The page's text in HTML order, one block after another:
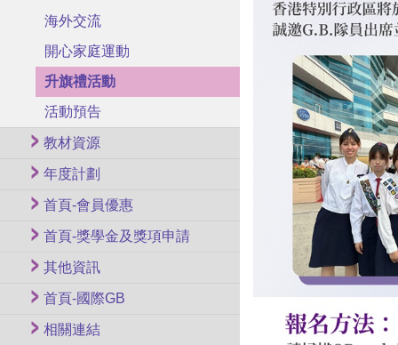
海外交流
開心家庭運動
升旗禮活動
活動預告
教材資源
年度計劃
首頁-會員優惠
首頁-獎學金及獎項申請
其他資訊
首頁-國際GB
相關連結